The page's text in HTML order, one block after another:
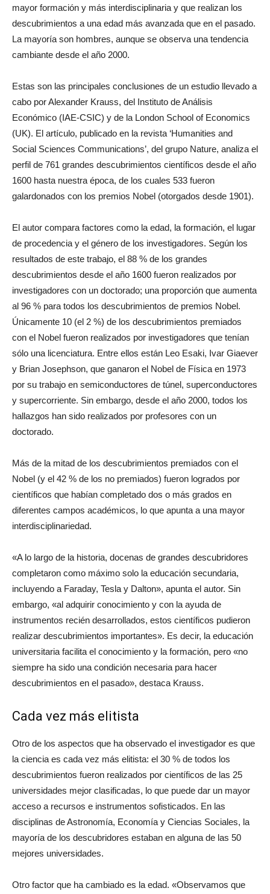
mayor formación y más interdisciplinaria y que realizan los
descubrimientos a una edad más avanzada que en el pasado.
La mayoría son hombres, aunque se observa una tendencia
cambiante desde el año 2000.
Estas son las principales conclusiones de un estudio llevado a
cabo por Alexander Krauss, del Instituto de Análisis
Económico (IAE-CSIC) y de la London School of Economics
(UK). El artículo, publicado en la revista ‘Humanities and
Social Sciences Communications’, del grupo Nature, analiza el
perfil de 761 grandes descubrimientos científicos desde el año
1600 hasta nuestra época, de los cuales 533 fueron
galardonados con los premios Nobel (otorgados desde 1901).
El autor compara factores como la edad, la formación, el lugar
de procedencia y el género de los investigadores. Según los
resultados de este trabajo, el 88 % de los grandes
descubrimientos desde el año 1600 fueron realizados por
investigadores con un doctorado; una proporción que aumenta
al 96 % para todos los descubrimientos de premios Nobel.
Únicamente 10 (el 2 %) de los descubrimientos premiados
con el Nobel fueron realizados por investigadores que tenían
sólo una licenciatura. Entre ellos están Leo Esaki, Ivar Giaever
y Brian Josephson, que ganaron el Nobel de Física en 1973
por su trabajo en semiconductores de túnel, superconductores
y supercorriente. Sin embargo, desde el año 2000, todos los
hallazgos han sido realizados por profesores con un
doctorado.
Más de la mitad de los descubrimientos premiados con el
Nobel (y el 42 % de los no premiados) fueron logrados por
científicos que habían completado dos o más grados en
diferentes campos académicos, lo que apunta a una mayor
interdisciplinariedad.
«A lo largo de la historia, docenas de grandes descubridores
completaron como máximo solo la educación secundaria,
incluyendo a Faraday, Tesla y Dalton», apunta el autor. Sin
embargo, «al adquirir conocimiento y con la ayuda de
instrumentos recién desarrollados, estos científicos pudieron
realizar descubrimientos importantes». Es decir, la educación
universitaria facilita el conocimiento y la formación, pero «no
siempre ha sido una condición necesaria para hacer
descubrimientos en el pasado», destaca Krauss.
Cada vez más elitista
Otro de los aspectos que ha observado el investigador es que
la ciencia es cada vez más elitista: el 30 % de todos los
descubrimientos fueron realizados por científicos de las 25
universidades mejor clasificadas, lo que puede dar un mayor
acceso a recursos e instrumentos sofisticados. En las
disciplinas de Astronomía, Economía y Ciencias Sociales, la
mayoría de los descubridores estaban en alguna de las 50
mejores universidades.
Otro factor que ha cambiado es la edad. «Observamos que